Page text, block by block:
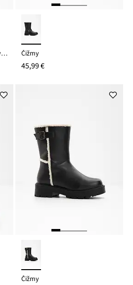
Komfort-čižmy Rieker s podšívkou Čižmy
45,99 €
Čižmy